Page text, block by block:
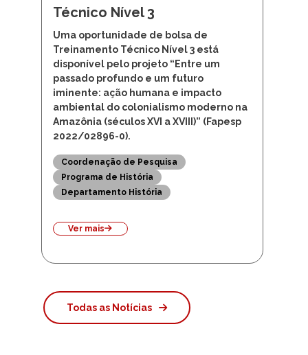
Técnico Nível 3
Uma oportunidade de bolsa de
Treinamento Técnico Nível 3 está
disponível pelo projeto “Entre um
passado profundo e um futuro
iminente: ação humana e impacto
ambiental do colonialismo moderno na
Amazônia (séculos XVI a XVIII)” (Fapesp
2022/02896-0).
Coordenação de Pesquisa
Programa de História
Departamento História
Ver mais
Todas as Notícias